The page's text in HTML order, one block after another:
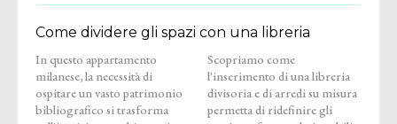
Come dividere gli spazi con una libreria
In questo appartamento
milanese, la necessità di
ospitare un vasto patrimonio
bibliografico si trasforma
Scopriamo come
l'inserimento di una libreria
divisoria e di arredi su misura
permetta di ridefinire gli